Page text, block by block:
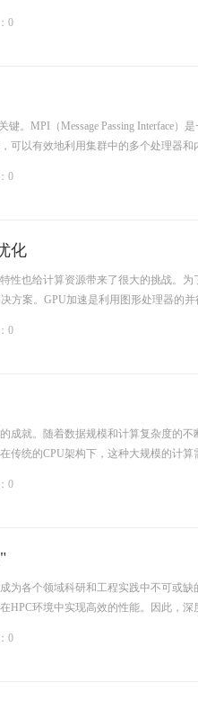
0
。MPI（Message Passing Interface）
可以有效地利用集群中的多个处理器和
0
化
性也给计算资源带来了很大的挑战。为
方案。GPU加速是利用图形处理器的并
0
成就。随着数据规模和计算复杂度的不
传统的CPU架构下，这种大规模的计算
0
为各个领域科研和工程实践中不可或缺
HPC环境中实现高效的性能。因此，深
0